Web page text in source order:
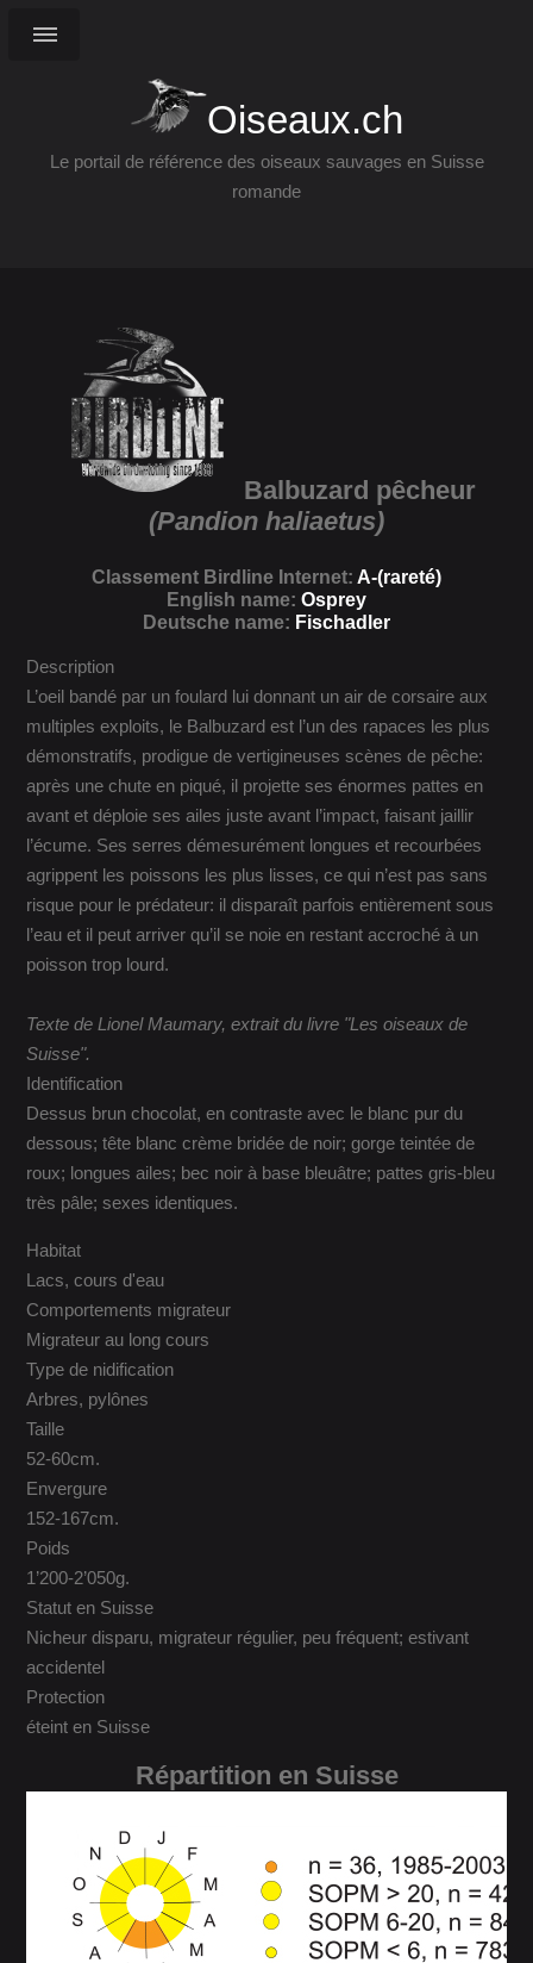
Oiseaux.ch
Le portail de référence des oiseaux sauvages en Suisse
romande
Balbuzard pêcheur
(Pandion haliaetus)
Classement Birdline Internet: A-(rareté)
English name: Osprey
Deutsche name: Fischadler
Description
L’oeil bandé par un foulard lui donnant un air de corsaire aux
multiples exploits, le Balbuzard est l’un des rapaces les plus
démonstratifs, prodigue de vertigineuses scènes de pêche:
après une chute en piqué, il projette ses énormes pattes en
avant et déploie ses ailes juste avant l’impact, faisant jaillir
l’écume. Ses serres démesurément longues et recourbées
agrippent les poissons les plus lisses, ce qui n’est pas sans
risque pour le prédateur: il disparaît parfois entièrement sous
l’eau et il peut arriver qu’il se noie en restant accroché à un
poisson trop lourd.
Texte de Lionel Maumary, extrait du livre "Les oiseaux de
Suisse".
Identification
Dessus brun chocolat, en contraste avec le blanc pur du
dessous; tête blanc crème bridée de noir; gorge teintée de
roux; longues ailes; bec noir à base bleuâtre; pattes gris-bleu
très pâle; sexes identiques.
Habitat
Lacs, cours d'eau
Comportements migrateur
Migrateur au long cours
Type de nidification
Arbres, pylônes
Taille
52-60cm.
Envergure
152-167cm.
Poids
1’200-2’050g.
Statut en Suisse
Nicheur disparu, migrateur régulier, peu fréquent; estivant
accidentel
Protection
éteint en Suisse
Répartition en Suisse